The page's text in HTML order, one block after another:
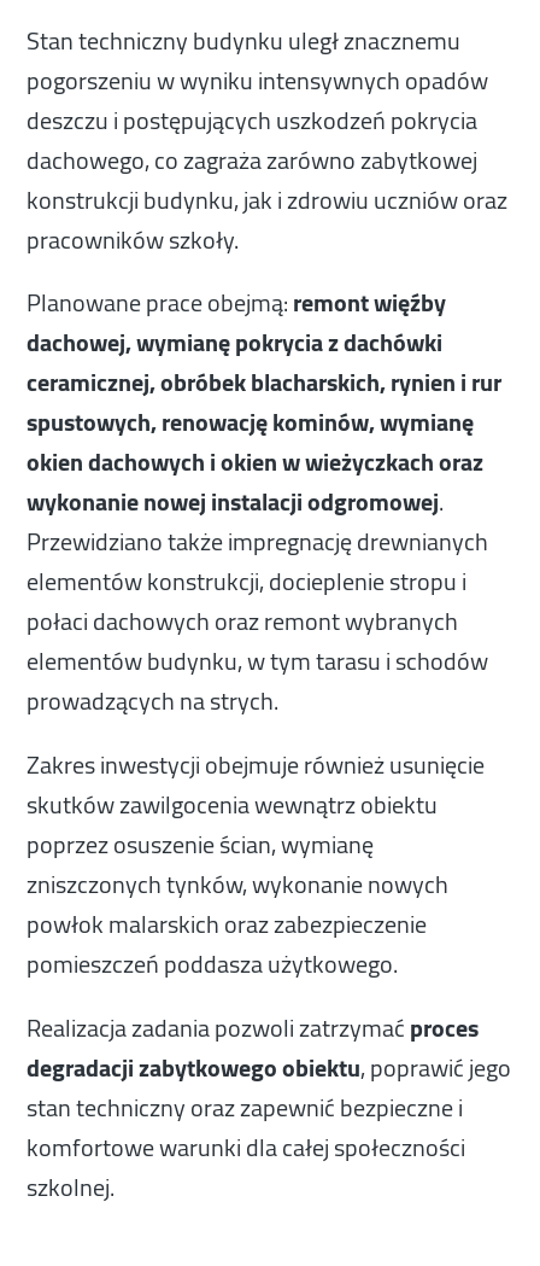
Stan techniczny budynku uległ znacznemu
pogorszeniu w wyniku intensywnych opadów
deszczu i postępujących uszkodzeń pokrycia
dachowego, co zagraża zarówno zabytkowej
konstrukcji budynku, jak i zdrowiu uczniów oraz
pracowników szkoły.
Planowane prace obejmą:remont więźby
dachowej,wymianę pokrycia z dachówki
ceramicznej, obróbek blacharskich, rynien i rur
spustowych, renowację kominów, wymianę
okien dachowych i okien w wieżyczkach oraz
wykonanie nowej instalacji odgromowej.
Przewidziano także impregnację drewnianych
elementów konstrukcji, docieplenie stropu i
połaci dachowych oraz remont wybranych
elementów budynku, w tym tarasu i schodów
prowadzących na strych.
Zakres inwestycji obejmuje również usunięcie
skutków zawilgocenia wewnątrz obiektu
poprzez osuszenie ścian, wymianę
zniszczonych tynków, wykonanie nowych
powłok malarskich oraz zabezpieczenie
pomieszczeń poddasza użytkowego.
Realizacja zadania pozwoli zatrzymaćproces
degradacji zabytkowego obiektu, poprawić jego
stan techniczny oraz zapewnić bezpieczne i
komfortowe warunki dla całej społeczności
szkolnej.